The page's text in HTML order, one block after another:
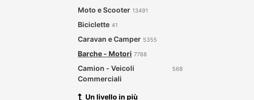
Moto e Scooter 13491
Biciclette 41
Caravan e Camper 5355
Barche - Motori 7788
Camion - Veicoli
Commerciali
568
Un livello in più